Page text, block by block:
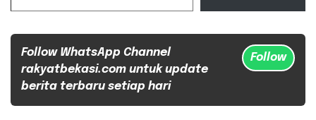
Follow WhatsApp Channel
rakyatbekasi.com untuk update
berita terbaru setiap hari
Follow